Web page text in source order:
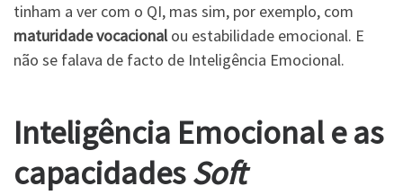
tinham a ver com o QI, mas sim, por exemplo, com
maturidade vocacionalou estabilidade emocional. E
não se falava de facto de Inteligência Emocional.
Inteligência Emocional e as
capacidadesSoft